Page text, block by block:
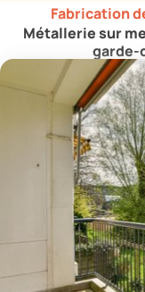
Métallerie sur
garde-
Fabrication